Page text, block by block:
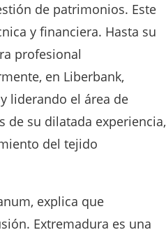
de patrimonios. Este
y financiera. Hasta su
profesional
en Liberbank,
liderando el área de
de su dilatada experiencia,
del tejido
explica que
Extremadura es una